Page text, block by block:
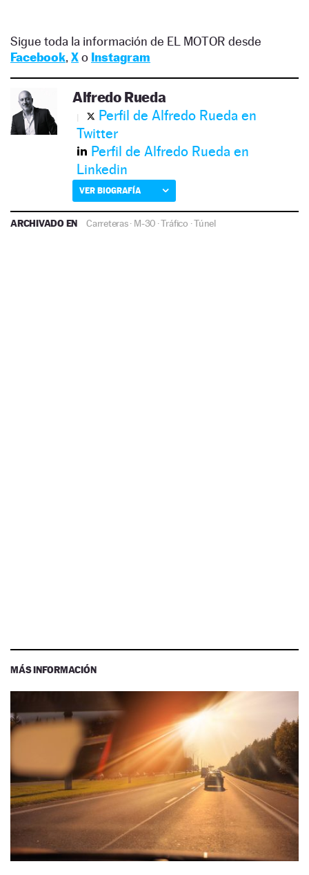
Sigue toda la información de EL MOTOR desde
Facebook, Xo Instagram
Alfredo Rueda
Perfil de Alfredo Rueda en
Twitter
Perfil de Alfredo Rueda en
Linkedin
VER BIOGRAFÍA
ARCHIVADO EN Carreteras· M-30 ·Tráfico ·Túnel
MÁS INFORMACIÓN